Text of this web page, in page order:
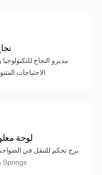
مديرو النجاح
الاحتياجات
لوحة
Springs من منصة واحدة.